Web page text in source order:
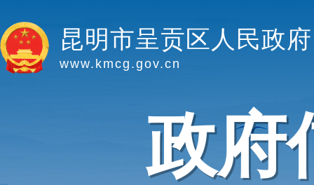
昆明市呈贡区人民政府
www.kmcg.gov.cn
政府